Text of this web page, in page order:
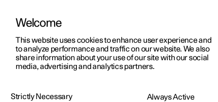
Polestar 2
Polestar 3
Polestar 4
Aanbiedingen voor particulieren
Aanbiedingen voor
professionelen
Bekijk onze stockwagens
HandleidingVideogalerijSoftware-updates
Buitenverlichting
Welcome
This website uses cookies to enhance user experience and
to analyze performance and traffic on our website. We also
share information about your use of our site with our social
media, advertising and analytics partners.
Strictly Necessary Always Active